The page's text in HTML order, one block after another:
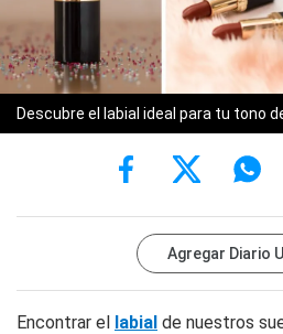
Descubre el labial ideal para tu tono de
Agregar Diario
Encontrar el labial de nuestros